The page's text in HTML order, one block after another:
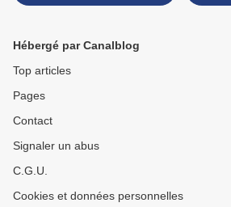
Hébergé par Canalblog
Top articles
Pages
Contact
Signaler un abus
C.G.U.
Cookies et données personnelles